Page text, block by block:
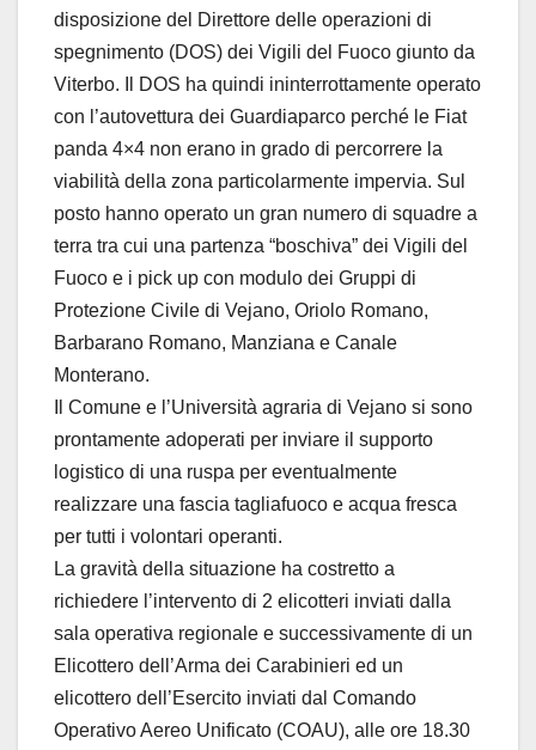
disposizione del Direttore delle operazioni di
spegnimento (DOS) dei Vigili del Fuoco giunto da
Viterbo. Il DOS ha quindi ininterrottamente operato
con l’autovettura dei Guardiaparco perché le Fiat
panda 4×4 non erano in grado di percorrere la
viabilità della zona particolarmente impervia. Sul
posto hanno operato un gran numero di squadre a
terra tra cui una partenza “boschiva” dei Vigili del
Fuoco e i pick up con modulo dei Gruppi di
Protezione Civile di Vejano, Oriolo Romano,
Barbarano Romano, Manziana e Canale
Monterano.
Il Comune e l’Università agraria di Vejano si sono
prontamente adoperati per inviare il supporto
logistico di una ruspa per eventualmente
realizzare una fascia tagliafuoco e acqua fresca
per tutti i volontari operanti.
La gravità della situazione ha costretto a
richiedere l’intervento di 2 elicotteri inviati dalla
sala operativa regionale e successivamente di un
Elicottero dell’Arma dei Carabinieri ed un
elicottero dell’Esercito inviati dal Comando
Operativo Aereo Unificato (COAU), alle ore 18.30